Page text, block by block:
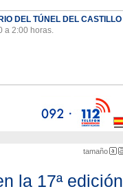
DEL TÚNEL DEL CASTILLO
a 2:00 horas.
tamaño
la 17ª edición